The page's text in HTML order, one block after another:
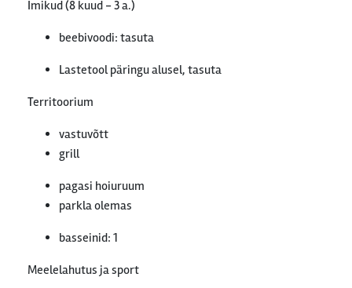
Imikud (8 kuud - 3 a.)
beebivoodi: tasuta
Lastetool päringu alusel, tasuta
Territoorium
vastuvõtt
grill
pagasi hoiuruum
parkla olemas
basseinid: 1
Meelelahutus ja sport